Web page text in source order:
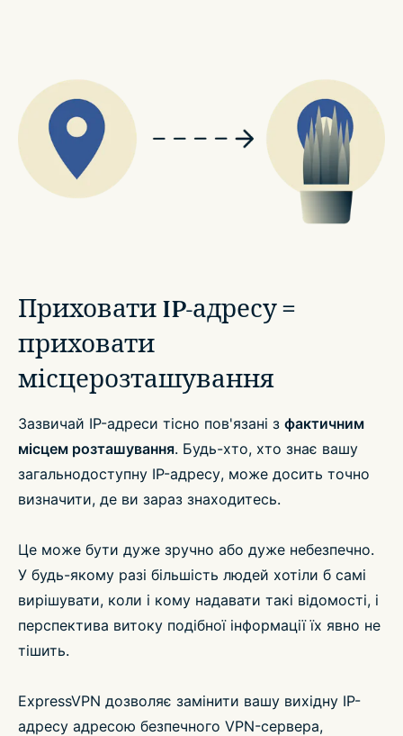
Приховати IP-адресу =
приховати
місцерозташування
Зазвичай IP-адреси тісно пов'язані з фактичним
місцем розташування. Будь-хто, хто знає вашу
загальнодоступну IP-адресу, може досить точно
визначити, де ви зараз знаходитесь.
Це може бути дуже зручно або дуже небезпечно.
У будь-якому разі більшість людей хотіли б самі
вирішувати, коли і кому надавати такі відомості, і
перспектива витоку подібної інформації їх явно не
тішить.
ExpressVPN дозволяє замінити вашу вихідну IP-
адресу адресою безпечного VPN-сервера,